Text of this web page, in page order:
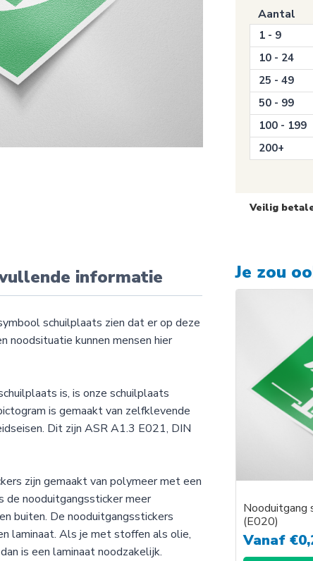
Schuilplaats
(E021)
aantal
Aantal
1 - 9
10 - 24
25 - 49
50 - 99
100 - 199
200+
Veilig
informatie
schuilplaats zien dat er op deze
noodsituatie kunnen mensen hier
is, is onze schuilplaats
is gemaakt van zelfklevende
Dit zijn ASR A1.3 E021, DIN
zijn gemaakt van polymeer met een
de nooduitgangssticker meer
buiten. De nooduitgangsstickers
laminaat. Als je met stoffen als olie,
is een laminaat noodzakelijk.
Je zou
Nooduitgang
(E020)
Vanaf€